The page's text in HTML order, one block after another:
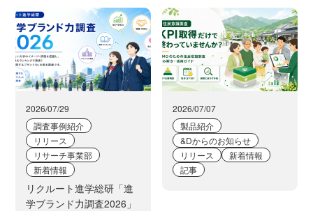
2026/07/29
調査事例紹介
リリース
リサーチ事業部
新着情報
リクルート進学総研「進
学ブランド力調査2026」
2026/07/07
製品紹介
&Dからのお知らせ
リリース
新着情報
記事